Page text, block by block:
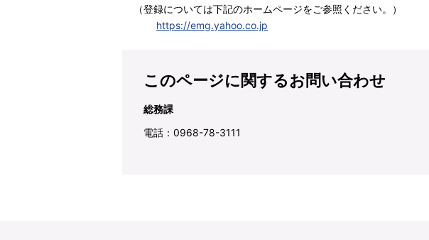
（登録については下記のホームページをご参照ください。）
https://emg.yahoo.co.jp
このページに関するお問い合わせ
総務課
電話：0968-78-3111